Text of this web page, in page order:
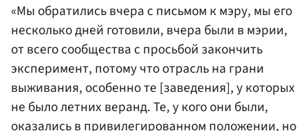
«Мы обратились вчера с письмом к мэру, мы его
несколько дней готовили, вчера были в мэрии,
от всего сообщества с просьбой закончить
эксперимент, потому что отрасль на грани
выживания, особенно те [заведения], у которых
не было летних веранд. Те, у кого они были,
оказались в привилегированном положении, но